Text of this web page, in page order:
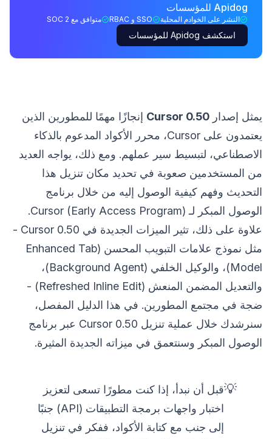
Apidog للمؤسسات
النشر على الخوادم المحلية SSO و RBAC متوافق مع SOC 2
استكشف Apidog للمؤسسات
يمثل إصدار Cursor 0.50 إنجازًا مهمًا للمطورين الذين
يعتمدون على Cursor، محرر الأكواد المدعوم بالذكاء
الاصطناعي، لتبسيط سير عملهم. ومع ذلك، يواجه العديد
من المستخدمين صعوبة في تحديد مكان تنزيل هذا
التحديث وفهم كيفية الوصول إليه من خلال برنامج
الوصول المبكر لـ Cursor (Early Access Program).
علاوة على ذلك، تثير الميزات الجديدة في Cursor 0.50 -
مثل نموذج علامات التبويب المحسن (Enhanced Tab
Model)، والوكيل الخلفي (Background Agent)،
والتعديل المضمن المنعش (Refreshed Inline Edit) -
ضجة في مجتمع المطورين. في هذا الدليل المفصل،
سنرشدك خلال عملية تنزيل Cursor 0.50 عبر برنامج
الوصول المبكر وسنتعمق في ميزاته الجديدة المثيرة.
💡قبل أن نبدأ، إذا كنت مطورًا تسعى لتعزيز
اختبار واجهات برمجة التطبيقات (API) جنبًا
إلى جنب مع كتابة الأكواد، ففكر في تنزيل